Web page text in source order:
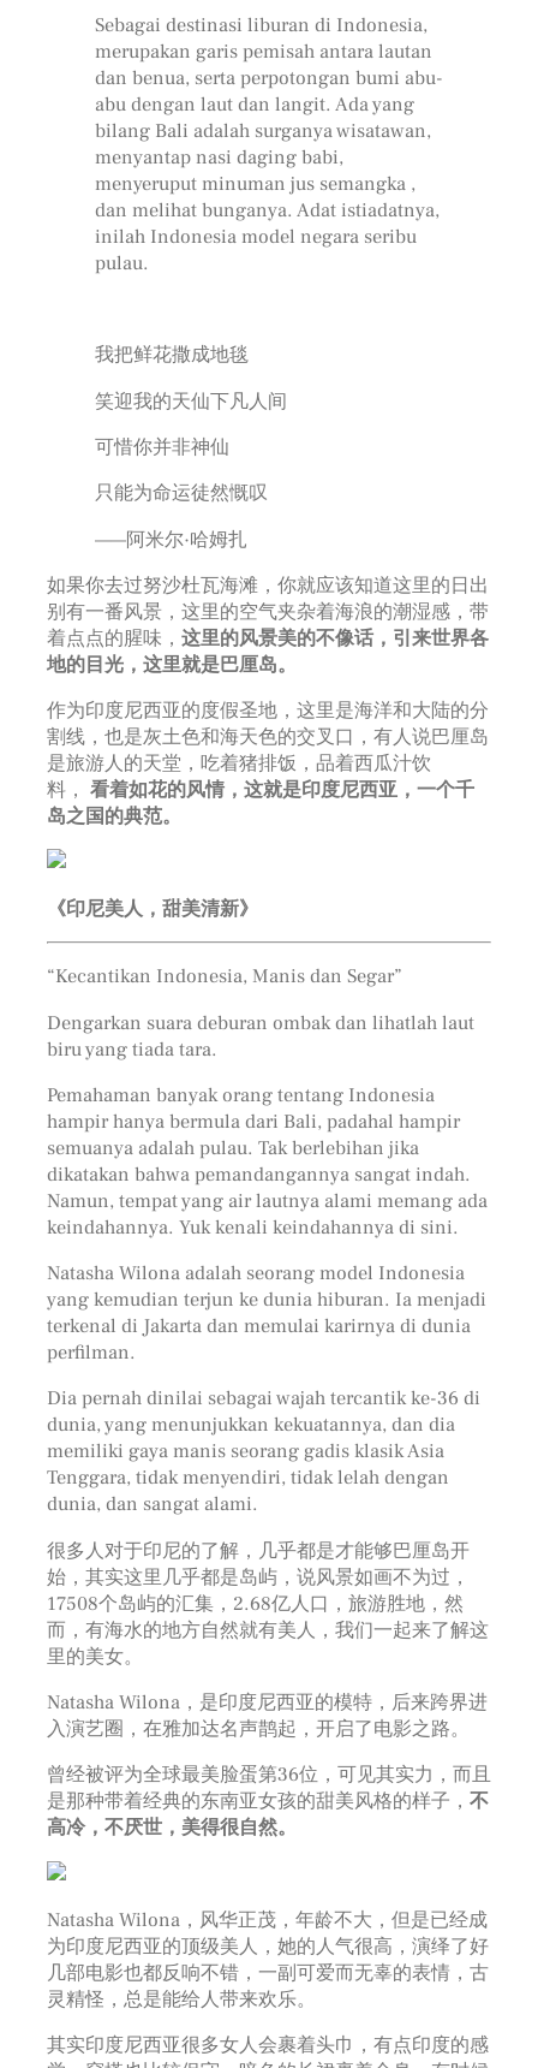
Sebagai destinasi liburan di Indonesia,
merupakan garis pemisah antara lautan
dan benua, serta perpotongan bumi abu-
abu dengan laut dan langit. Ada yang
bilang Bali adalah surganya wisatawan,
menyantap nasi daging babi,
menyeruput minuman jus semangka ,
dan melihat bunganya. Adat istiadatnya,
inilah Indonesia model negara seribu
pulau.
我把鲜花撒成地毯
笑迎我的天仙下凡人间
可惜你并非神仙
只能为命运徒然慨叹
——阿米尔·哈姆扎
如果你去过努沙杜瓦海滩，你就应该知道这里的日出
别有一番风景，这里的空气夹杂着海浪的潮湿感，带
着点点的腥味， 这里的风景美的不像话，引来世界各
地的目光，这里就是巴厘岛。
作为印度尼西亚的度假圣地，这里是海洋和大陆的分
割线，也是灰土色和海天色的交叉口，有人说巴厘岛
是旅游人的天堂，吃着猪排饭，品着西瓜汁饮
料， 看着如花的风情，这就是印度尼西亚，一个千
岛之国的典范。
《印尼美人，甜美清新》
“Kecantikan Indonesia, Manis dan Segar”
Dengarkan suara deburan ombak dan lihatlah laut
biru yang tiada tara.
Pemahaman banyak orang tentang Indonesia
hampir hanya bermula dari Bali, padahal hampir
semuanya adalah pulau. Tak berlebihan jika
dikatakan bahwa pemandangannya sangat indah.
Namun, tempat yang air lautnya alami memang ada
keindahannya. Yuk kenali keindahannya di sini.
Natasha Wilona adalah seorang model Indonesia
yang kemudian terjun ke dunia hiburan. Ia menjadi
terkenal di Jakarta dan memulai karirnya di dunia
perfilman.
Dia pernah dinilai sebagai wajah tercantik ke-36 di
dunia, yang menunjukkan kekuatannya, dan dia
memiliki gaya manis seorang gadis klasik Asia
Tenggara, tidak menyendiri, tidak lelah dengan
dunia, dan sangat alami.
很多人对于印尼的了解，几乎都是才能够巴厘岛开
始，其实这里几乎都是岛屿，说风景如画不为过，
17508个岛屿的汇集，2.68亿人口，旅游胜地，然
而，有海水的地方自然就有美人，我们一起来了解这
里的美女。
Natasha Wilona，是印度尼西亚的模特，后来跨界进
入演艺圈，在雅加达名声鹊起，开启了电影之路。
曾经被评为全球最美脸蛋第36位，可见其实力，而且
是那种带着经典的东南亚女孩的甜美风格的样子， 不
高冷，不厌世，美得很自然。
Natasha Wilona，风华正茂，年龄不大，但是已经成
为印度尼西亚的顶级美人，她的人气很高，演绎了好
几部电影也都反响不错，一副可爱而无辜的表情，古
灵精怪，总是能给人带来欢乐。
其实印度尼西亚很多女人会裹着头巾，有点印度的感